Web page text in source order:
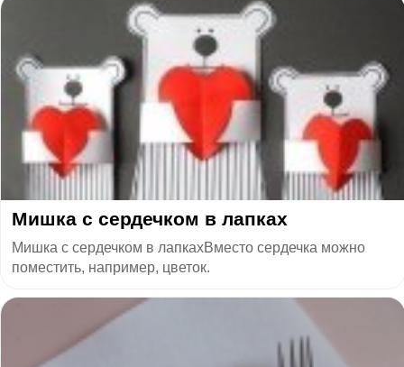
Мишка с сердечком в лапках
Мишка с сердечком в лапкахВместо сердечка можно
поместить, например, цветок.